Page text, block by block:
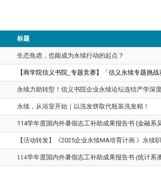
标题
生态焦虑，也能成为永续行动的起点？
【商学院信义书院_专题竞赛】「信义永续专题挑
永续力助转型！信义书院企业永续论坛连结产学深
永续，从浴室开始｜以洗发饼取代瓶装洗发精！
114学年度国内外暑假志工补助成果报告书 (金融系
【活动转发】《2025企业永续MA培育计画 》永续
114学年度国内外暑假志工补助成果报告书 (统计系